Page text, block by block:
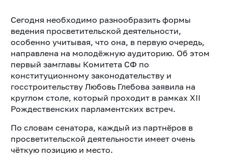
Сегодня необходимо разнообразить формы
ведения просветительской деятельности,
особенно учитывая, что она, в первую очередь,
направлена на молодёжную аудиторию. Об этом
первый замглавы Комитета СФ по
конституционному законодательству и
госстроительству Любовь Глебова заявила на
круглом столе, который проходит в рамках XII
Рождественских парламентских встреч.
По словам сенатора, каждый из партнёров в
просветительской деятельности имеет очень
чёткую позицию и место.